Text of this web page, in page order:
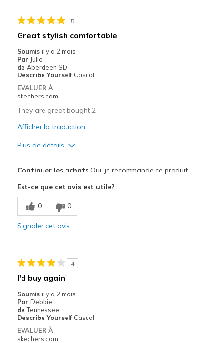
Casual Wear
Width
Sizing
Feels true to size
View On Shoes
5
Great stylish comfortable
Soumis il y a 2 mois
Par Julie
de Aberdeen SD
Describe Yourself Casual
EVALUER À
skechers.com
They are great bought 2
Afficher la traduction
Plus de détails
Comfortable
Stylish
Sizing
View On Shoes
Continuer les achatsOui, je recommande ce produit
Est-ce que cet avis est utile?
0 0
Signaler cet avis
4
I'd buy again!
Soumis il y a 2 mois
Par Debbie
de Tennessee
Describe Yourself Casual
EVALUER À
skechers.com